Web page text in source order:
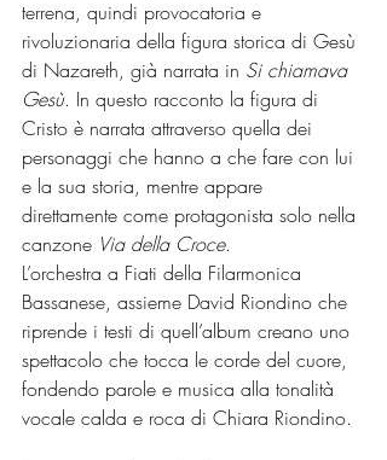
terrena, quindi provocatoria e
rivoluzionaria della figura storica di Gesù
di Nazareth, già narrata in Si chiamava
Gesù. In questo racconto la figura di
Cristo è narrata attraverso quella dei
personaggi che hanno a che fare con lui
e la sua storia, mentre appare
direttamente come protagonista solo nella
canzone Via della Croce.
L’orchestra a Fiati della Filarmonica
Bassanese, assieme David Riondino che
riprende i testi di quell’album creano uno
spettacolo che tocca le corde del cuore,
fondendo parole e musica alla tonalità
vocale calda e roca di Chiara Riondino.